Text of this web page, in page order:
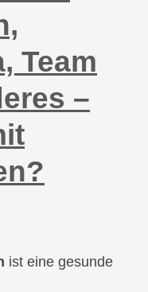
Team
–
ist eine gesunde